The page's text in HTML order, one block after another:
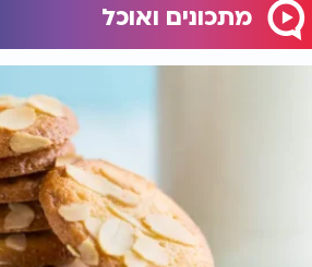
מתכונים ואוכל